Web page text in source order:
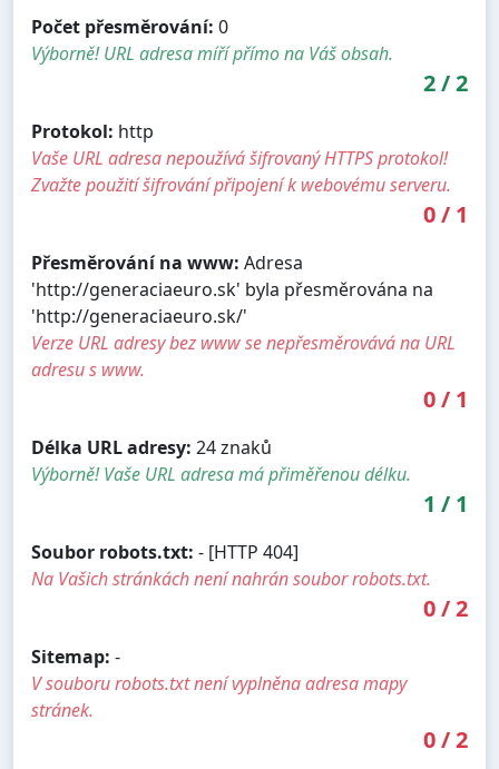
Počet přesměrování: 0
Výborně! URL adresa míří přímo na Váš obsah.
2/2
Protokol: http
Vaše URL adresa nepoužívá šifrovaný HTTPS protokol!
Zvažte použití šifrování připojení k webovému serveru.
0/ 1
Přesměrování na www: Adresa
'http://generaciaeuro.sk' byla přesměrována na
'http://generaciaeuro.sk/'
Verze URL adresy bez www se nepřesměrovává na URL
adresu s www.
0/ 1
Délka URL adresy: 24 znaků
Výborně! Vaše URL adresa má přiměřenou délku.
1 / 1
Soubor robots.txt: - [HTTP 404]
Na Vašich stránkách není nahrán soubor robots.txt.
0/2
Sitemap: -
V souboru robots.txt není vyplněna adresa mapy
stránek.
0/2